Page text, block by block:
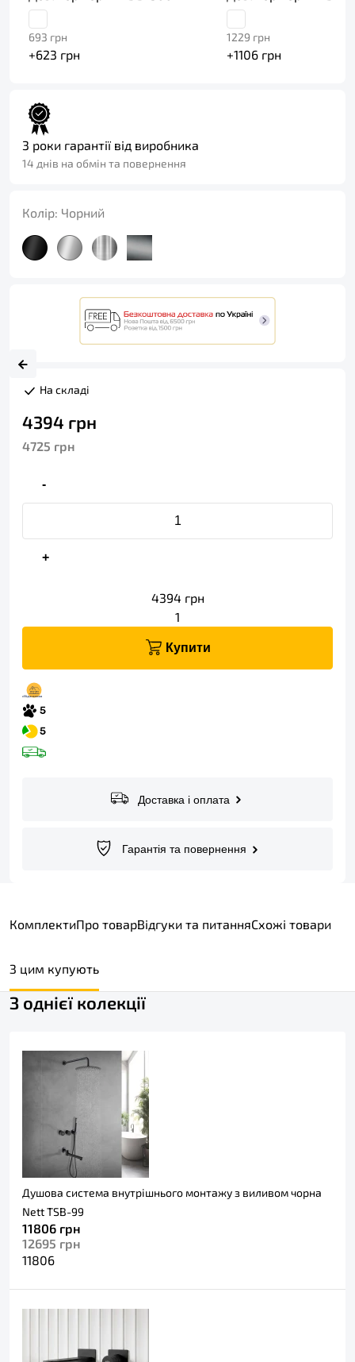
693 грн
+623 грн
1229 грн
+1106 грн
3 роки гарантії від виробника
14 днів на обмін та повернення
Колір: Чорний
На складі
4394 грн
4725 грн
-
+
4394 грн
1
Купити
Доставка і оплата
Гарантія та повернення
КомплектиПро товарВідгуки та питанняСхожі товари
З цим купують
З однієї колекції
Душова система внутрішнього монтажу з виливом чорна
Nett TSB-99
11806 грн
12695 грн
11806